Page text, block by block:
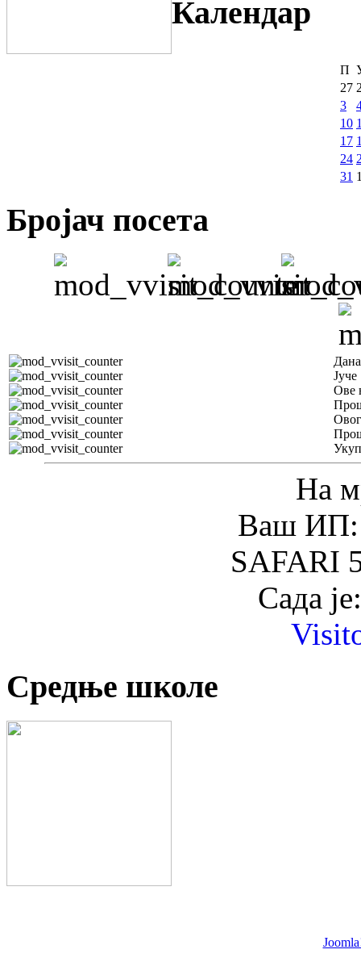
Календар
П
27
3
10
17
24
31
Бројач посета
Јуче
Ове
На
Ваш ИП:
SAFARI
Сада
Средње школе